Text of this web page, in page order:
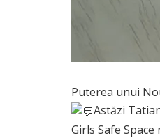
Puterea unui
Astăzi
Girls Safe